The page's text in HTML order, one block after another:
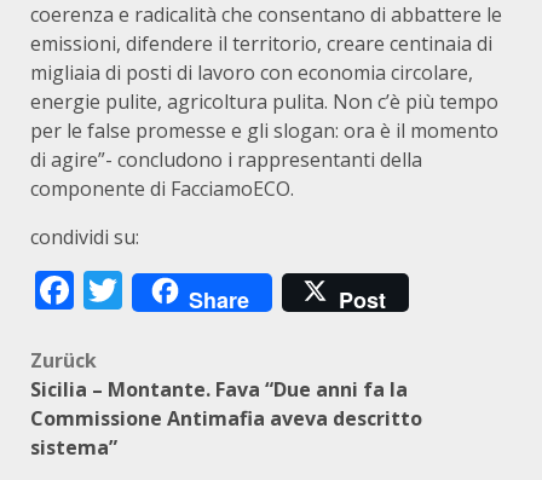
coerenza e radicalità che consentano di abbattere le
emissioni, difendere il territorio, creare centinaia di
migliaia di posti di lavoro con economia circolare,
energie pulite, agricoltura pulita. Non c’è più tempo
per le false promesse e gli slogan: ora è il momento
di agire”- concludono i rappresentanti della
componente di FacciamoECO.
condividi su:
Facebook
Twitter
Share Post
Beitragsnavigation
Zurück
Sicilia – Montante. Fava “Due anni fa la
Commissione Antimafia aveva descritto
sistema”